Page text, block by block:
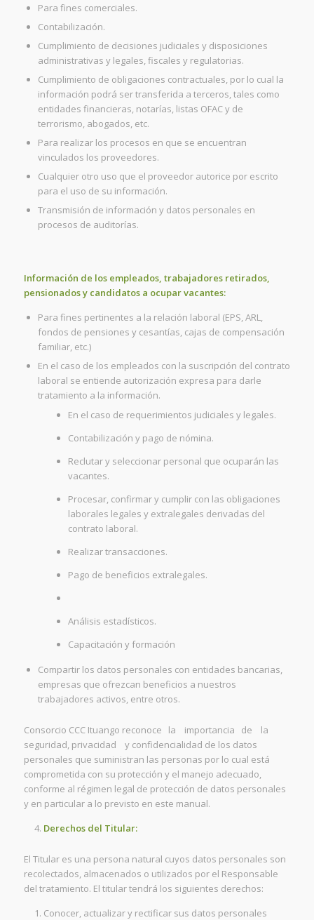
Para fines comerciales.
Contabilización.
Cumplimiento de decisiones judiciales y disposiciones
administrativas y legales, fiscales y regulatorias.
Cumplimiento de obligaciones contractuales, por lo cual la
información podrá ser transferida a terceros, tales como
entidades financieras, notarías, listas OFAC y de
terrorismo, abogados, etc.
Para realizar los procesos en que se encuentran
vinculados los proveedores.
Cualquier otro uso que el proveedor autorice por escrito
para el uso de su información.
Transmisión de información y datos personales en
procesos de auditorías.
Información de los empleados, trabajadores retirados,
pensionados y candidatos a ocupar vacantes:
Para fines pertinentes a la relación laboral (EPS, ARL,
fondos de pensiones y cesantías, cajas de compensación
familiar, etc.)
En el caso de los empleados con la suscripción del contrato
laboral se entiende autorización expresa para darle
tratamiento a la información.
En el caso de requerimientos judiciales y legales.
Contabilización y pago de nómina.
Reclutar y seleccionar personal que ocuparán las
vacantes.
Procesar, confirmar y cumplir con las obligaciones
laborales legales y extralegales derivadas del
contrato laboral.
Realizar transacciones.
Pago de beneficios extralegales.
Análisis estadísticos.
Capacitación y formación
Compartir los datos personales con entidades bancarias,
empresas que ofrezcan beneficios a nuestros
trabajadores activos, entre otros.
Consorcio CCC Ituango reconoce la importancia de la
seguridad, privacidad y confidencialidad de los datos
personales que suministran las personas por lo cual está
comprometida con su protección y el manejo adecuado,
conforme al régimen legal de protección de datos personales
y en particular a lo previsto en este manual.
Derechos del Titular:
El Titular es una persona natural cuyos datos personales son
recolectados, almacenados o utilizados por el Responsable
del tratamiento. El titular tendrá los siguientes derechos:
Conocer, actualizar y rectificar sus datos personales